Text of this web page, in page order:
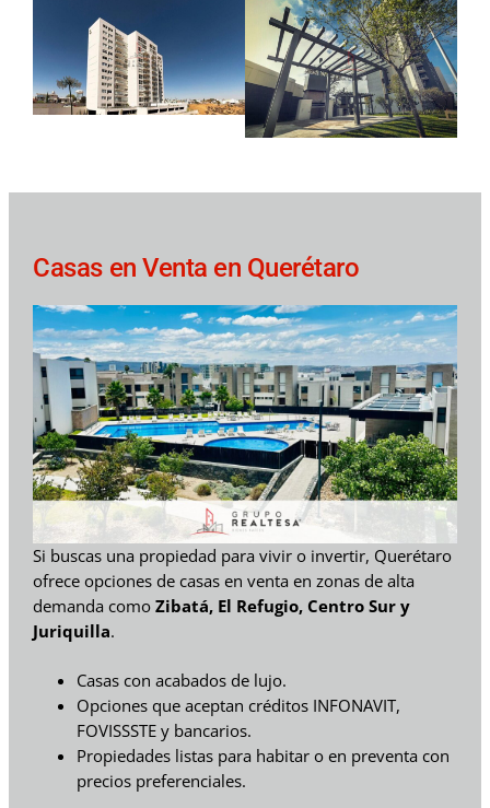
Casas en Venta en Querétaro
Si buscas una propiedad para vivir o invertir, Querétaro
ofrece opciones de casas en venta en zonas de alta
demanda comoZibatá, El Refugio, Centro Sur y
Juriquilla.
Casas con acabados de lujo.
Opciones que aceptan créditos INFONAVIT,
FOVISSSTE y bancarios.
Propiedades listas para habitar o en preventa con
precios preferenciales.